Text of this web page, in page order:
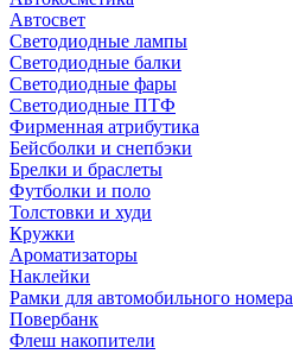
Автосвет
Светодиодные лампы
Светодиодные балки
Светодиодные фары
Светодиодные ПТФ
Фирменная атрибутика
Бейсболки и снепбэки
Брелки и браслеты
Футболки и поло
Толстовки и худи
Кружки
Ароматизаторы
Наклейки
Рамки для автомобильного номера
Повербанк
Флеш накопители